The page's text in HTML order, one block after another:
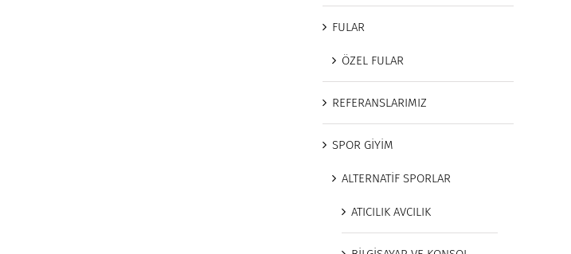
FULAR
ÖZEL FULAR
REFERANSLARIMIZ
SPOR GİYİM
ALTERNATİF SPORLAR
ATICILIK AVCILIK